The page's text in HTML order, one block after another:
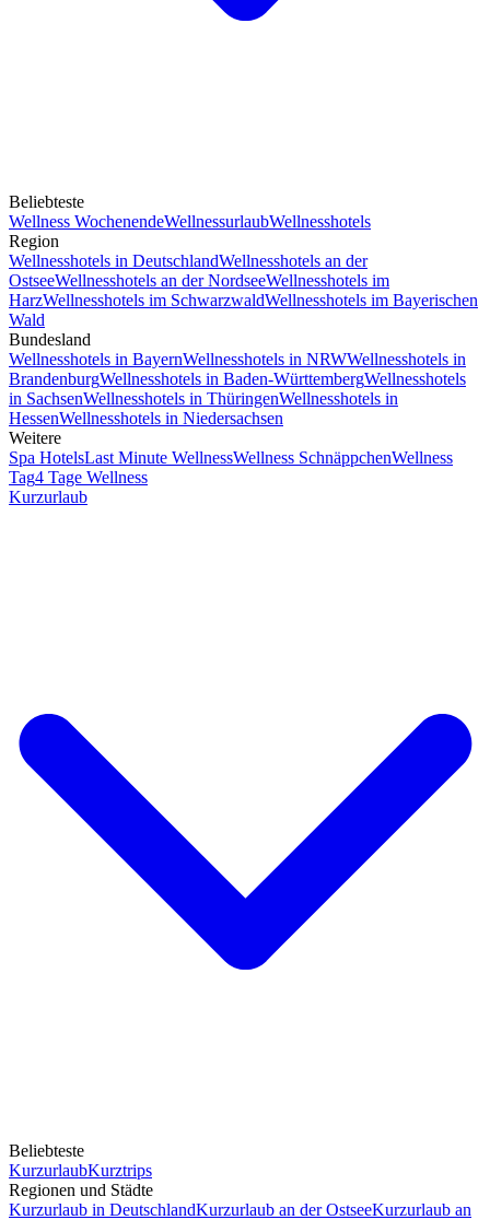
Beliebteste
Wellness WochenendeWellnessurlaubWellnesshotels
Region
Wellnesshotels in DeutschlandWellnesshotels an der
OstseeWellnesshotels an der NordseeWellnesshotels im
HarzWellnesshotels im SchwarzwaldWellnesshotels im Bayerischen
Wald
Bundesland
Wellnesshotels in BayernWellnesshotels in NRWWellnesshotels in
BrandenburgWellnesshotels in Baden-WürttembergWellnesshotels
in SachsenWellnesshotels in ThüringenWellnesshotels in
HessenWellnesshotels in Niedersachsen
Weitere
Spa HotelsLast Minute WellnessWellness SchnäppchenWellness
Tag4 Tage Wellness
Kurzurlaub
Beliebteste
KurzurlaubKurztrips
Regionen und Städte
Kurzurlaub in DeutschlandKurzurlaub an der OstseeKurzurlaub an